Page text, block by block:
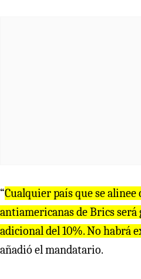
“Cualquier país que se alinee
antiamericanas de Brics será
adicional del 10%. No habrá
añadió el mandatario.